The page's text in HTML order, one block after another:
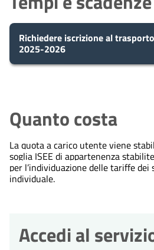
Richiedere iscrizione al
2025-2026
procedimento e
la tua domanda in
10
comune ti invierà
integrazioni entro
Quanto costa
La quota a carico utente viene
soglia ISEE di appartenenza
per l’individuazione delle tariffe dei
individuale.
Accedi al